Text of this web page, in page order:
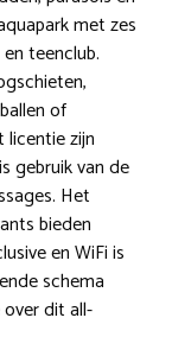
met zes
teenclub.
of
licentie zijn
gebruik van de
Het
bieden
en WiFi is
schema
dit all-